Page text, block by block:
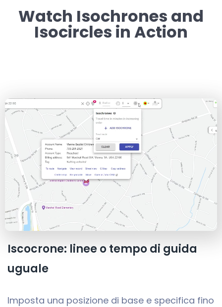
Watch Isochrones and
Isocircles in Action
Iscocrone: linee o tempo di guida
uguale
Imposta una posizione di base e specifica fino